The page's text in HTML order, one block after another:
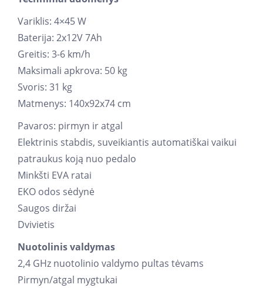
Variklis: 4×45 W
Baterija: 2x12V 7Ah
Greitis: 3-6 km/h
Maksimali apkrova: 50 kg
Svoris: 31 kg
Matmenys: 140x92x74 cm
Pavaros: pirmyn ir atgal
Elektrinis stabdis, suveikiantis automatiškai vaikui
patraukus koją nuo pedalo
Minkšti EVA ratai
EKO odos sėdynė
Saugos diržai
Dvivietis
Nuotolinis valdymas
2,4 GHz nuotolinio valdymo pultas tėvams
Pirmyn/atgal mygtukai